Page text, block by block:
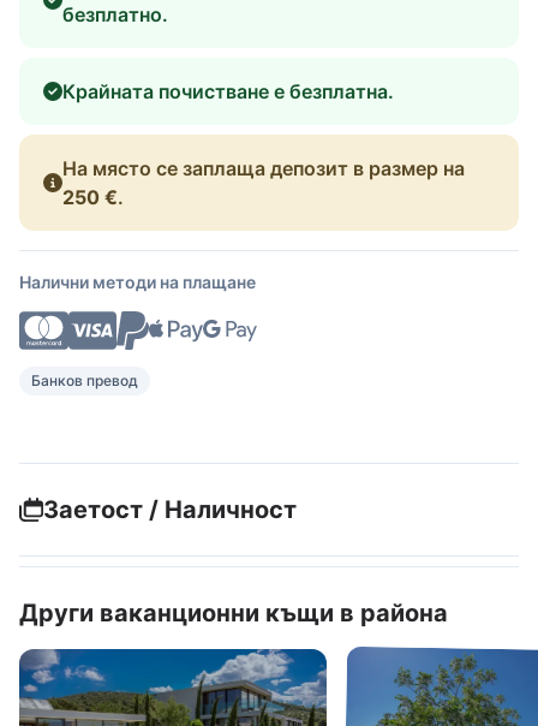
безплатно.
Крайната почистване е безплатна.
На място се заплаща депозит в размер на
250 €.
Налични методи на плащане
Банков превод
Заетост / Наличност
Други ваканционни къщи в района